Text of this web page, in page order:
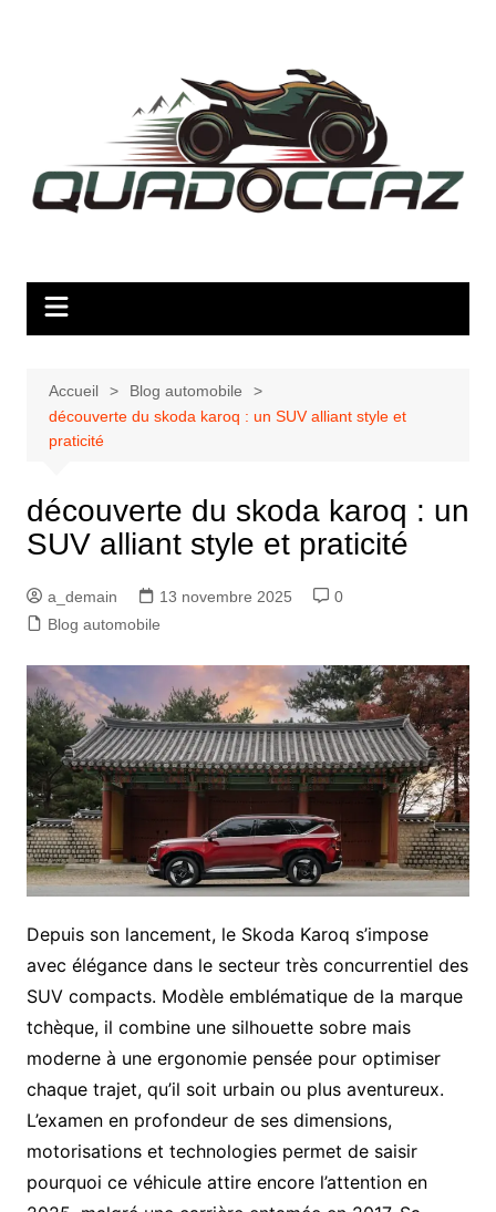
Accueil
Blog automobile
découverte du skoda karoq : un SUV alliant style et
praticité
découverte du skoda karoq : un
SUV alliant style et praticité
a_demain 13 novembre 2025
0
Blog automobile
Depuis son lancement, le Skoda Karoq s’impose
avec élégance dans le secteur très concurrentiel des
SUV compacts. Modèle emblématique de la marque
tchèque, il combine une silhouette sobre mais
moderne à une ergonomie pensée pour optimiser
chaque trajet, qu’il soit urbain ou plus aventureux.
L’examen en profondeur de ses dimensions,
motorisations et technologies permet de saisir
pourquoi ce véhicule attire encore l’attention en